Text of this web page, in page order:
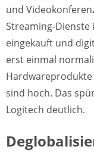
und
Streaming-
eingekauft und
erst einmal
sind hoch. Das
Logitech deutlich.